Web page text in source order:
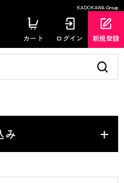
KADOKAWA Group
カート ログイン 新規登録
み